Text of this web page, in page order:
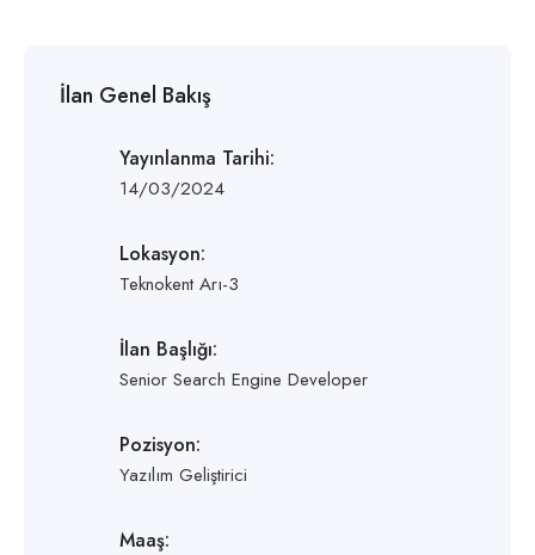
İlan Genel Bakış
Yayınlanma Tarihi:
14/03/2024
Lokasyon:
Teknokent Arı-3
İlan Başlığı:
Senior Search Engine Developer
Pozisyon:
Yazılım Geliştirici
Maaş: